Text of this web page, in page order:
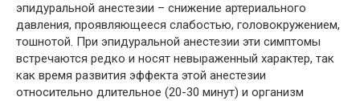
эпидуральной анестезии – снижение артериального
давления, проявляющееся слабостью, головокружением,
тошнотой. При эпидуральной анестезии эти симптомы
встречаются редко и носят невыраженный характер, так
как время развития эффекта этой анестезии
относительно длительное (20-30 минут) и организм